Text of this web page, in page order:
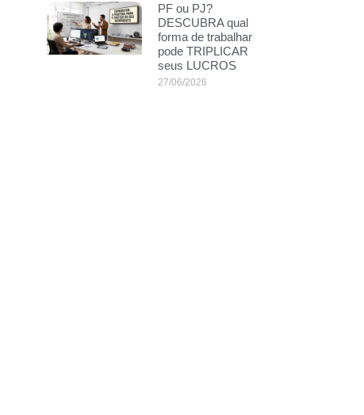
PF ou PJ?
DESCUBRA qual
forma de trabalhar
pode TRIPLICAR
seus LUCROS
27/06/2026